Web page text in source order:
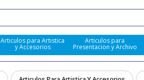
Articulos para Artistica
y Accesorios
Articulos para
Presentacion y Archivo